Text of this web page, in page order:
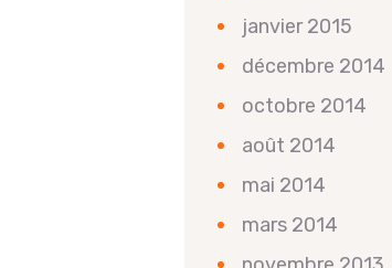
janvier 2015
décembre 2014
octobre 2014
août 2014
mai 2014
mars 2014